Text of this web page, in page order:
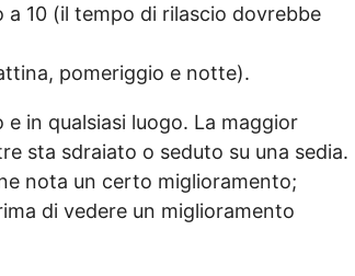
10 (il tempo di rilascio dovrebbe
pomeriggio e notte).
in qualsiasi luogo. La maggior
sta sdraiato o seduto su una sedia.
nota un certo miglioramento;
di vedere un miglioramento